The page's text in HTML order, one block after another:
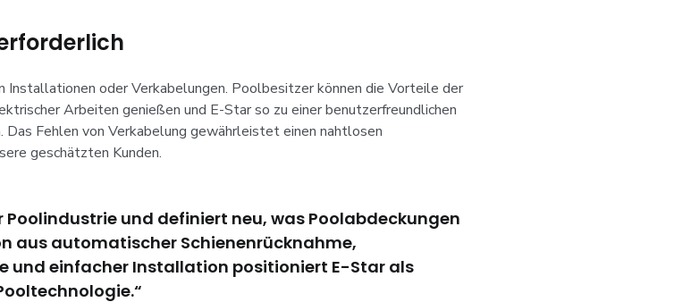
oder Verkabelungen. Poolbesitzer können die Vorteile der
Arbeiten genießen und E-Star so zu einer benutzerfreundlichen
Das Fehlen von Verkabelung gewährleistet einen nahtlosen
geschätzten Kunden.
Poolindustrie und definiert neu, was Poolabdeckungen
aus automatischer Schienenrücknahme,
und einfacher Installation positioniert E-Star als